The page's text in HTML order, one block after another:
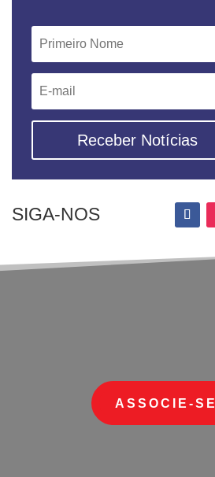
Receber Notícias
SIGA-NOS
ASSOCIE-SE